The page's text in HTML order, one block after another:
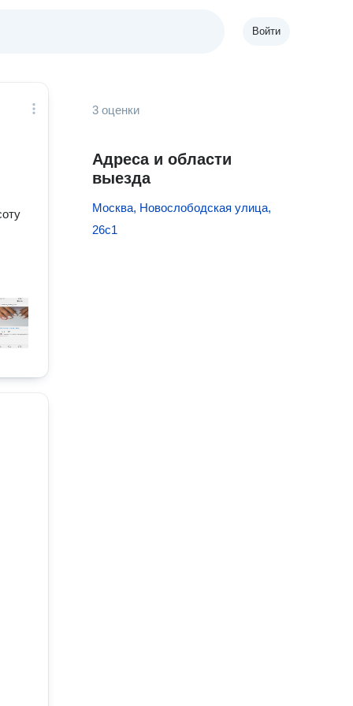
Войти
3 оценки
Адреса и области
выезда
Москва, Новослободская улица,
26с1